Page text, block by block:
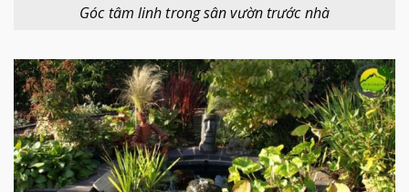
Góc tâm linh trong sân vườn trước nhà